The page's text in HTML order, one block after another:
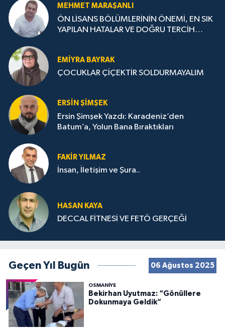
MEHMET MARAŞANLI
ÖN LİSANS BÖLÜMLERİNİN ÖNEMİ, EN SIK
YAPILAN HATALAR VE DOĞRU TERCİH
EMIYRA BAYRAK
ÇOCUKLAR ÇİÇEKTİR SOLDURMAYALIM
ERSIN ŞIMŞEK
Ersin Şimşek Yazdı: Karadeniz’den
Batum’a, Yolun Bana Bıraktıkları
FAKIR YILMAZ
İnsan, İletişim ve Şura..
HASAN KAYA
DECCAL FİTNESİ VE FETÖ GERÇEĞİ
Geçen Yıl Bugün 06 Ağustos 2025
OSMANIYE
Bekirhan Uyutmaz: “Gönüllere
Dokunmaya Geldik”